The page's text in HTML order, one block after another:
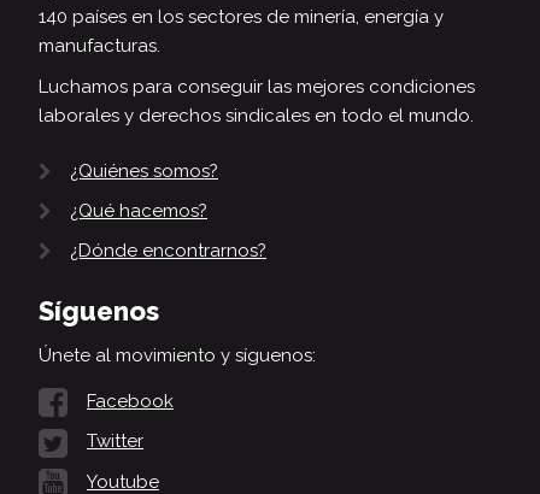
140 países en los sectores de minería, energía y
manufacturas.
Luchamos para conseguir las mejores condiciones
laborales y derechos sindicales en todo el mundo.
¿Quiénes somos?
¿Qué hacemos?
¿Dónde encontrarnos?
Síguenos
Únete al movimiento y síguenos:
Facebook
Twitter
Youtube